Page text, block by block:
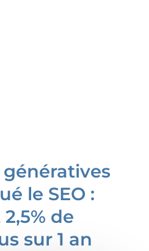
génératives
le SEO :
de
sur 1 an